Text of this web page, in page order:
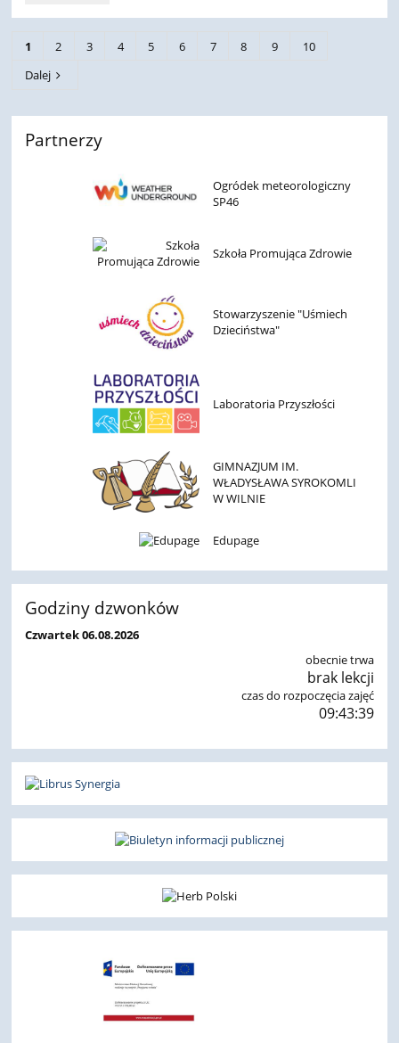
zostaje
sercu
–
podróż
ludzi,
historii
i
1 2 3 4 5 6 7 8 9
10
Dalej
Partnerzy
Ogródek meteorologiczny
SP46
Szkoła Promująca Zdrowie
Stowarzyszenie "Uśmiech
Dzieciństwa"
Laboratoria Przyszłości
GIMNAZJUM IM.
WŁADYSŁAWA SYROKOMLI
W WILNIE
Edupage
Godziny dzwonków
Czwartek 06.08.2026
obecnie trwa
brak lekcji
czas do rozpoczęcia zajęć
09:43:38